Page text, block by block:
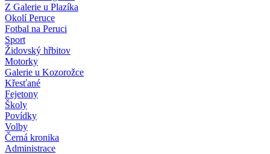
Z Galerie u Plazíka
Okolí Peruce
Fotbal na Peruci
Sport
Židovský hřbitov
Motorky
Galerie u Kozorožce
Křesťané
Fejetony
Školy
Povídky
Volby
Černá kronika
Administrace